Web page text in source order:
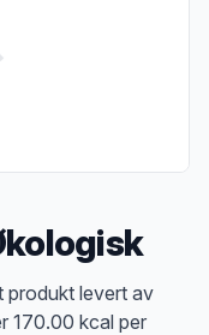
produkt levert av
170.00 kcal per